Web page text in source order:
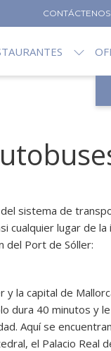
CONTÁCTENOS
sistema de
cualquier lugar de
del Port de Sóller:
la capital de
dura 40 minutos y
Aquí se
el Palacio Real